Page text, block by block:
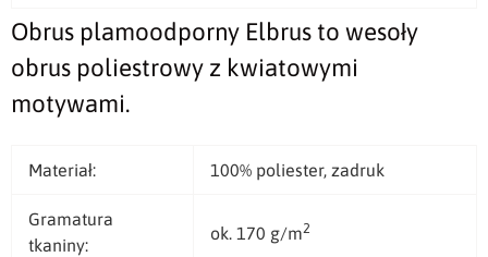
Obrus plamoodporny Elbrus to wesoły
obrus poliestrowy z kwiatowymi
motywami.
Materiał: 100% poliester, zadruk
Gramatura
tkaniny:
ok. 170 g/m2